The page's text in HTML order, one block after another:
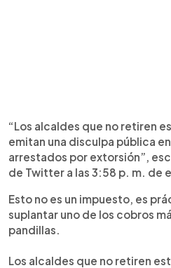
“Los alcaldes que no retiren
emitan una disculpa pública
arrestados por extorsión”,
de Twitter a las 3:58 p. m. de
Esto no es un impuesto, es
suplantar uno de los cobros
pandillas.
Los alcaldes que no retiren